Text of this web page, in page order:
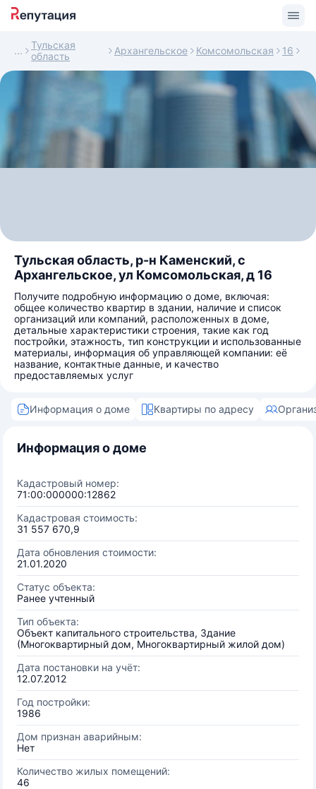
Тульская
область
Архангельское Комсомольская 16
Тульская область, р-н Каменский, с
Архангельское, ул Комсомольская, д 16
Получите подробную информацию о доме, включая:
общее количество квартир в здании, наличие и список
организаций или компаний, расположенных в доме,
детальные характеристики строения, такие как год
постройки, этажность, тип конструкции и использованные
материалы, информация об управляющей компании: её
название, контактные данные, и качество
предоставляемых услуг
Информация о доме Квартиры по адресу
Информация о доме
Кадастровый номер:
71:00:000000:12862
Кадастровая стоимость:
31 557 670,9
Дата обновления стоимости:
21.01.2020
Статус объекта:
Ранее учтенный
Тип объекта:
Объект капитального строительства, Здание
(Многоквартирный дом, Многоквартирный жилой дом)
Дата постановки на учёт:
12.07.2012
Год постройки:
1986
Дом признан аварийным:
Нет
Количество жилых помещений:
46